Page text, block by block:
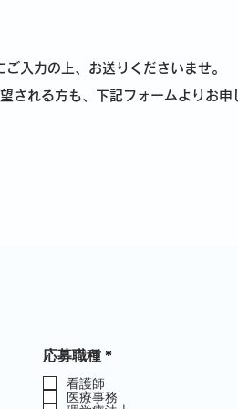
入力の上、お送りくださいませ。
される方も、下記フォームよりお申
応募職種 *必
目
看護師
医療事務